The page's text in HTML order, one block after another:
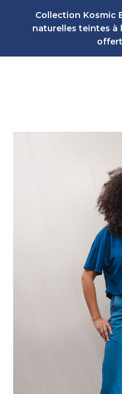
Collection Kosmic
naturelles teintes à